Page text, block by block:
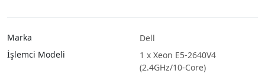
Marka
Dell
İşlemci Modeli
1 x Xeon E5-2640V4
(2.4GHz/10-Core)